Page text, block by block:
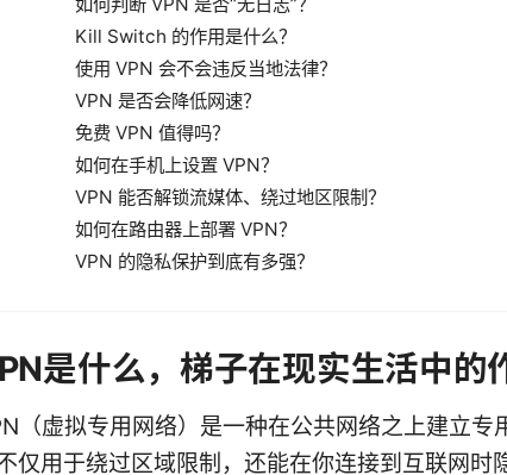
Kill Switch 的作用是什么？
使用 VPN 会不会违反当地法律？
VPN 是否会降低网速？
免费 VPN 值得吗？
如何在手机上设置 VPN？
VPN 能否解锁流媒体、绕过地区限制？
如何在路由器上部署 VPN？
VPN 的隐私保护到底有多强？
是什么，梯子在现实生活中的
（虚拟专用网络）是一种在公共网络之上建立专
仅用于绕过区域限制，还能在你连接到互联网时